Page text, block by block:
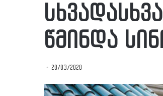
წმინდა
20/03/2020